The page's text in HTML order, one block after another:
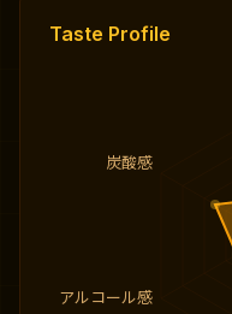
Taste Profile
アルコール感
炭酸感